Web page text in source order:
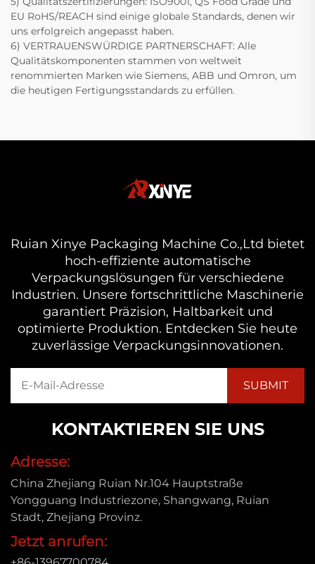
EU RoHS/REACH sind einige globale Standards, denen wir
uns erfolgreich angepasst haben.
6) VERTRAUENSWÜRDIGE PARTNERSCHAFT: Alle
Qualitätskomponenten stammen von weltweit
renommierten Marken wie Siemens, ABB und Omron, um
die heutigen Fertigungsstandards zu erfüllen.
Ruian Xinye Packaging Machine Co.,Ltd bietet
hoch-effiziente automatische
Verpackungslösungen für verschiedene
Industrien. Unsere fortschrittliche Maschinerie
garantiert Präzision, Haltbarkeit und
optimierte Produktion. Entdecken Sie heute
zuverlässige Verpackungsinnovationen.
KONTAKTIEREN SIE UNS
Adresse:
China Zhejiang Ruian Nr.104 Hauptstraße
Yongguang Industriezone, Shangwang, Ruian
Stadt, Zhejiang Provinz.
Jetzt anrufen: